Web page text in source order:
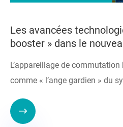
Les avancées
booster » dans le
L’appareillage de
comme « l’ange gardien » du
